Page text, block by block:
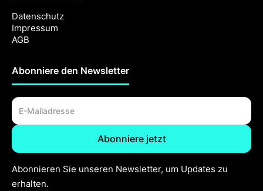
Datenschutz
Impressum
AGB
Abonniere den Newsletter
Abonnieren Sie unseren Newsletter, um Updates zu
erhalten.